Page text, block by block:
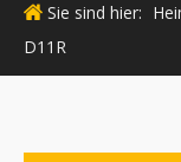
Sie sind hier:
D11R